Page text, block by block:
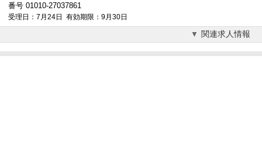
番号 01010-27037861
受理日：7月24日 有効期限：9月30日
関連求人情報